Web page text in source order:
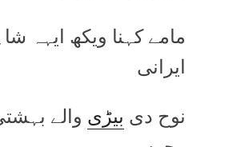
مامے کہنا ویکھ ایہہ
ایرانی
نوح دی بیڑی والے